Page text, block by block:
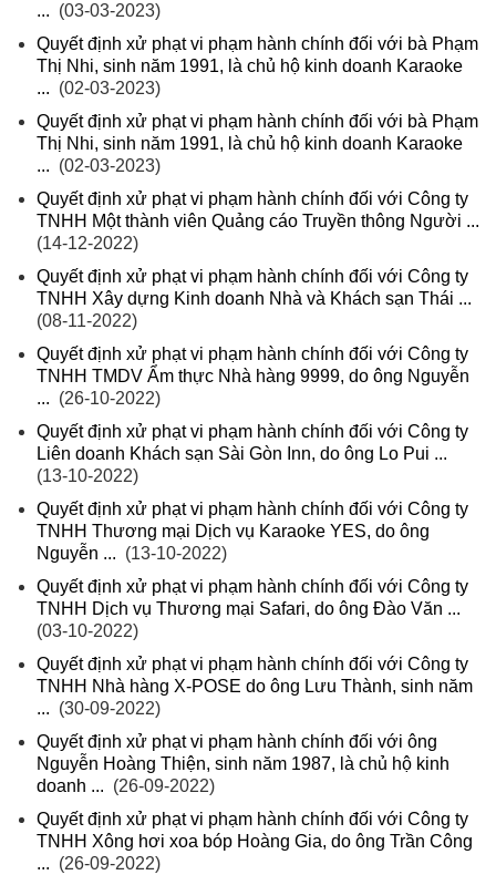
... (03-03-2023)
Quyết định xử phạt vi phạm hành chính đối với bà Phạm
Thị Nhi, sinh năm 1991, là chủ hộ kinh doanh Karaoke
... (02-03-2023)
Quyết định xử phạt vi phạm hành chính đối với bà Phạm
Thị Nhi, sinh năm 1991, là chủ hộ kinh doanh Karaoke
... (02-03-2023)
Quyết định xử phạt vi phạm hành chính đối với Công ty
TNHH Một thành viên Quảng cáo Truyền thông Người ...
(14-12-2022)
Quyết định xử phạt vi phạm hành chính đối với Công ty
TNHH Xây dựng Kinh doanh Nhà và Khách sạn Thái ...
(08-11-2022)
Quyết định xử phạt vi phạm hành chính đối với Công ty
TNHH TMDV Ẩm thực Nhà hàng 9999, do ông Nguyễn
... (26-10-2022)
Quyết định xử phạt vi phạm hành chính đối với Công ty
Liên doanh Khách sạn Sài Gòn Inn, do ông Lo Pui ...
(13-10-2022)
Quyết định xử phạt vi phạm hành chính đối với Công ty
TNHH Thương mại Dịch vụ Karaoke YES, do ông
Nguyễn ... (13-10-2022)
Quyết định xử phạt vi phạm hành chính đối với Công ty
TNHH Dịch vụ Thương mại Safari, do ông Đào Văn ...
(03-10-2022)
Quyết định xử phạt vi phạm hành chính đối với Công ty
TNHH Nhà hàng X-POSE do ông Lưu Thành, sinh năm
... (30-09-2022)
Quyết định xử phạt vi phạm hành chính đối với ông
Nguyễn Hoàng Thiện, sinh năm 1987, là chủ hộ kinh
doanh ... (26-09-2022)
Quyết định xử phạt vi phạm hành chính đối với Công ty
TNHH Xông hơi xoa bóp Hoàng Gia, do ông Trần Công
... (26-09-2022)